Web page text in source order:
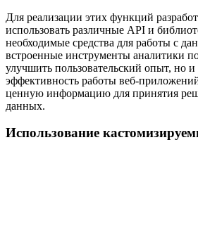
Для реализации этих функций
использовать различные API и
необходимые средства для работы с
встроенные инструменты аналитики
улучшить пользовательский опыт, но
эффективность работы веб-
ценную информацию для принятия
данных.
Использование